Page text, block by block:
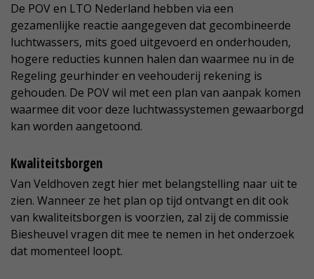
De POV en LTO Nederland hebben via een
gezamenlijke reactie aangegeven dat gecombineerde
luchtwassers, mits goed uitgevoerd en onderhouden,
hogere reducties kunnen halen dan waarmee nu in de
Regeling geurhinder en veehouderij rekening is
gehouden. De POV wil met een plan van aanpak komen
waarmee dit voor deze luchtwassystemen gewaarborgd
kan worden aangetoond.
Kwaliteitsborgen
Van Veldhoven zegt hier met belangstelling naar uit te
zien. Wanneer ze het plan op tijd ontvangt en dit ook
van kwaliteitsborgen is voorzien, zal zij de commissie
Biesheuvel vragen dit mee te nemen in het onderzoek
dat momenteel loopt.